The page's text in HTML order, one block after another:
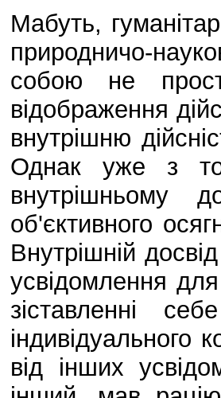
Мабуть,
природничо-
собою не
відображення
внутрішню
Однак уже з
внутрішньому
об'єктивного
Внутрішній
усвідомлення для
зіставленні
індивідуального
від інших